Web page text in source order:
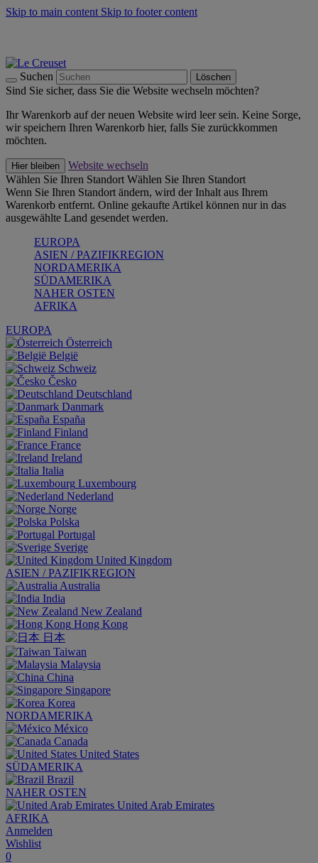
Skip to main content Skip to footer content
Suchen Löschen
Sind Sie sicher, dass Sie die Website wechseln möchten?
Ihr Warenkorb auf der neuen Website wird leer sein. Keine Sorge,
wir speichern Ihren Warenkorb hier, falls Sie zurückkommen
möchten.
Hier bleiben
Website wechseln
Wählen Sie Ihren Standort Wählen Sie Ihren Standort
Wenn Sie Ihren Standort ändern, wird der Inhalt aus Ihrem
Warenkorb entfernt. Online gekaufte Artikel können nur in das
ausgewählte Land gesendet werden.
EUROPA
ASIEN / PAZIFIKREGION
NORDAMERIKA
SÜDAMERIKA
NAHER OSTEN
AFRIKA
EUROPA
Österreich
België
Schweiz
Česko
Deutschland
Danmark
España
Finland
France
Ireland
Italia
Luxembourg
Nederland
Norge
Polska
Portugal
Sverige
United Kingdom
ASIEN / PAZIFIKREGION
Australia
India
New Zealand
Hong Kong
日本
Taiwan
Malaysia
China
Singapore
Korea
NORDAMERIKA
México
Canada
United States
SÜDAMERIKA
Brazil
NAHER OSTEN
United Arab Emirates
AFRIKA
Anmelden
Wishlist
0